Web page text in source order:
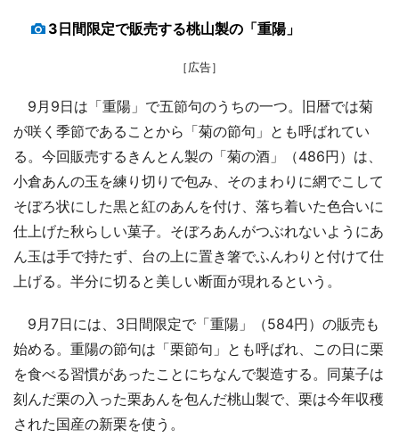
3日間限定で販売する桃山製の「重陽」
［広告］
9月9日は「重陽」で五節句のうちの一つ。旧暦では菊
が咲く季節であることから「菊の節句」とも呼ばれてい
る。今回販売するきんとん製の「菊の酒」（486円）は、
小倉あんの玉を練り切りで包み、そのまわりに網でこして
そぼろ状にした黒と紅のあんを付け、落ち着いた色合いに
仕上げた秋らしい菓子。そぼろあんがつぶれないようにあ
ん玉は手で持たず、台の上に置き箸でふんわりと付けて仕
上げる。半分に切ると美しい断面が現れるという。
9月7日には、3日間限定で「重陽」（584円）の販売も
始める。重陽の節句は「栗節句」とも呼ばれ、この日に栗
を食べる習慣があったことにちなんで製造する。同菓子は
刻んだ栗の入った栗あんを包んだ桃山製で、栗は今年収穫
された国産の新栗を使う。